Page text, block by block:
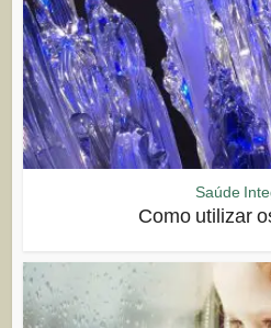
Saúde
Como utilizar